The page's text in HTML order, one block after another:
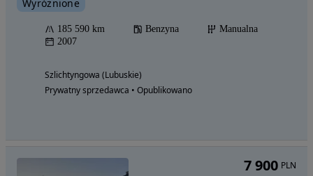
Wyróżnione
185 590 km Benzyna
Manualna
2007
Szlichtyngowa (Lubuskie)
Prywatny sprzedawca • Opublikowano
7 900 PLN